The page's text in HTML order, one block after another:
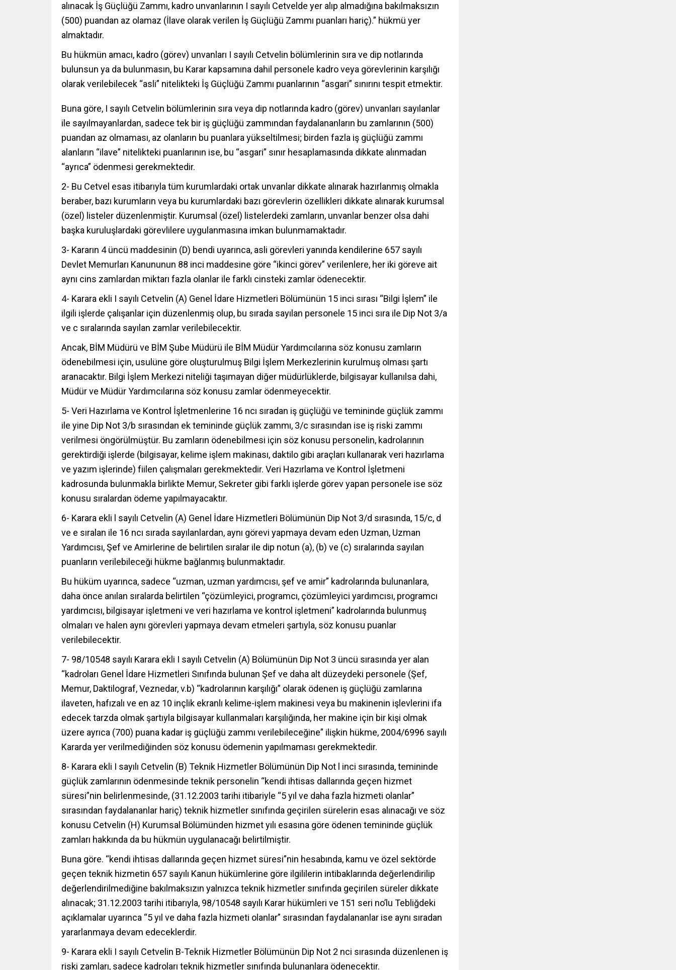
alınacak İş Güçlüğü Zammı, kadro unvanlarının I sayılı Cetvelde yer alıp almadığına bakılmaksızın
(500) puandan az olamaz (İlave olarak verilen İş Güçlüğü Zammı puanları hariç).” hükmü yer
almaktadır.
Bu hükmün amacı, kadro (görev) unvanları I sayılı Cetvelin bölümlerinin sıra ve dip notlarında
bulunsun ya da bulunmasın, bu Karar kapsamına dahil personele kadro veya görevlerinin karşılığı
olarak verilebilecek “asli” nitelikteki İş Güçlüğü Zammı puanlarının “asgari” sınırını tespit etmektir.
Buna göre, I sayılı Cetvelin bölümlerinin sıra veya dip notlarında kadro (görev) unvanları sayılanlar
ile sayılmayanlardan, sadece tek bir iş güçlüğü zammından faydalananların bu zamlarının (500)
puandan az olmaması, az olanların bu puanlara yükseltilmesi; birden fazla iş güçlüğü zammı
alanların “ilave” nitelikteki puanlarının ise, bu “asgari” sınır hesaplamasında dikkate alınmadan
“ayrıca” ödenmesi gerekmektedir.
2- Bu Cetvel esas itibarıyla tüm kurumlardaki ortak unvanlar dikkate alınarak hazırlanmış olmakla
beraber, bazı kurumların veya bu kurumlardaki bazı görevlerin özellikleri dikkate alınarak kurumsal
(özel) listeler düzenlenmiştir. Kurumsal (özel) listelerdeki zamların, unvanlar benzer olsa dahi
başka kuruluşlardaki görevlilere uygulanmasına imkan bulunmamaktadır.
3- Kararın 4 üncü maddesinin (D) bendi uyarınca, asli görevleri yanında kendilerine 657 sayılı
Devlet Memurları Kanununun 88 inci maddesine göre “ikinci görev” verilenlere, her iki göreve ait
aynı cins zamlardan miktarı fazla olanlar ile farklı cinsteki zamlar ödenecektir.
4- Karara ekli I sayılı Cetvelin (A) Genel İdare Hizmetleri Bölümünün 15 inci sırası “Bilgi İşlem” ile
ilgili işlerde çalışanlar için düzenlenmiş olup, bu sırada sayılan personele 15 inci sıra ile Dip Not 3/a
ve c sıralarında sayılan zamlar verilebilecektir.
Ancak, BİM Müdürü ve BİM Şube Müdürü ile BİM Müdür Yardımcılarına söz konusu zamların
ödenebilmesi için, usulüne göre oluşturulmuş Bilgi İşlem Merkezlerinin kurulmuş olması şartı
aranacaktır. Bilgi İşlem Merkezi niteliği taşımayan diğer müdürlüklerde, bilgisayar kullanılsa dahi,
Müdür ve Müdür Yardımcılarına söz konusu zamlar ödenmeyecektir.
5- Veri Hazırlama ve Kontrol İşletmenlerine 16 ncı sıradan iş güçlüğü ve temininde güçlük zammı
ile yine Dip Not 3/b sırasından ek temininde güçlük zammı, 3/c sırasından ise iş riski zammı
verilmesi öngörülmüştür. Bu zamların ödenebilmesi için söz konusu personelin, kadrolarının
gerektirdiği işlerde (bilgisayar, kelime işlem makinası, daktilo gibi araçları kullanarak veri hazırlama
ve yazım işlerinde) fiilen çalışmaları gerekmektedir. Veri Hazırlama ve Kontrol İşletmeni
kadrosunda bulunmakla birlikte Memur, Sekreter gibi farklı işlerde görev yapan personele ise söz
konusu sıralardan ödeme yapılmayacaktır.
6- Karara ekli l sayılı Cetvelin (A) Genel İdare Hizmetleri Bölümünün Dip Not 3/d sırasında, 15/c, d
ve e sıralan ile 16 ncı sırada sayılanlardan, aynı görevi yapmaya devam eden Uzman, Uzman
Yardımcısı, Şef ve Amirlerine de belirtilen sıralar ile dip notun (a), (b) ve (c) sıralarında sayılan
puanların verilebileceği hükme bağlanmış bulunmaktadır.
Bu hüküm uyarınca, sadece “uzman, uzman yardımcısı, şef ve amir” kadrolarında bulunanlara,
daha önce anılan sıralarda belirtilen “çözümleyici, programcı, çözümleyici yardımcısı, programcı
yardımcısı, bilgisayar işletmeni ve veri hazırlama ve kontrol işletmeni” kadrolarında bulunmuş
olmaları ve halen aynı görevleri yapmaya devam etmeleri şartıyla, söz konusu puanlar
verilebilecektir.
7- 98/10548 sayılı Karara ekli I sayılı Cetvelin (A) Bölümünün Dip Not 3 üncü sırasında yer alan
“kadroları Genel İdare Hizmetleri Sınıfında bulunan Şef ve daha alt düzeydeki personele (Şef,
Memur, Daktilograf, Veznedar, v.b) “kadrolarının karşılığı” olarak ödenen iş güçlüğü zamlarına
ilaveten, hafızalı ve en az 10 inçlik ekranlı kelime-işlem makinesi veya bu makinenin işlevlerini ifa
edecek tarzda olmak şartıyla bilgisayar kullanmaları karşılığında, her makine için bir kişi olmak
üzere ayrıca (700) puana kadar iş güçlüğü zammı verilebileceğine” ilişkin hükme, 2004/6996 sayılı
Kararda yer verilmediğinden söz konusu ödemenin yapılmaması gerekmektedir.
8- Karara ekli I sayılı Cetvelin (B) Teknik Hizmetler Bölümünün Dip Not l inci sırasında, temininde
güçlük zamlarının ödenmesinde teknik personelin “kendi ihtisas dallarında geçen hizmet
süresi”nin belirlenmesinde, (31.12.2003 tarihi itibariyle “5 yıl ve daha fazla hizmeti olanlar”
sırasından faydalananlar hariç) teknik hizmetler sınıfında geçirilen sürelerin esas alınacağı ve söz
konusu Cetvelin (H) Kurumsal Bölümünden hizmet yılı esasına göre ödenen temininde güçlük
zamları hakkında da bu hükmün uygulanacağı belirtilmiştir.
Buna göre. “kendi ihtisas dallarında geçen hizmet süresi”nin hesabında, kamu ve özel sektörde
geçen teknik hizmetin 657 sayılı Kanun hükümlerine göre ilgililerin intibaklarında değerlendirilip
değerlendirilmediğine bakılmaksızın yalnızca teknik hizmetler sınıfında geçirilen süreler dikkate
alınacak; 31.12.2003 tarihi itibarıyla, 98/10548 sayılı Karar hükümleri ve 151 seri no’lu Tebliğdeki
açıklamalar uyarınca “5 yıl ve daha fazla hizmeti olanlar” sırasından faydalananlar ise aynı sıradan
yararlanmaya devam edeceklerdir.
9- Karara ekli I sayılı Cetvelin B-Teknik Hizmetler Bölümünün Dip Not 2 nci sırasında düzenlenen iş
riski zamları, sadece kadroları teknik hizmetler sınıfında bulunanlara ödenecektir.